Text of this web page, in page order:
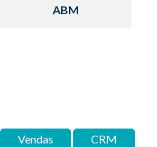
ABM
Vendas CRM